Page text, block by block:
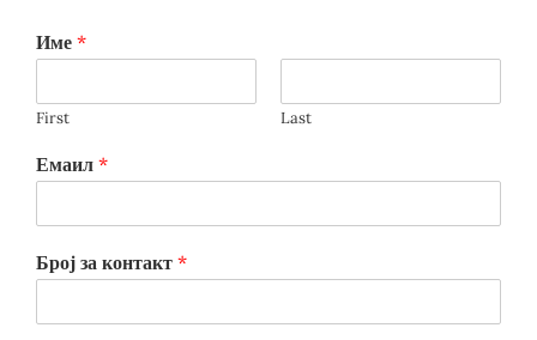
Име *
First Last
Емаил *
Број за контакт *